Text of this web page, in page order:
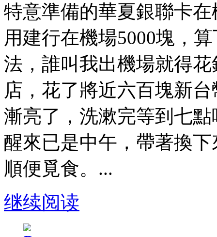
特意準備的華夏銀聯卡
用建行在機場5000塊，
法，誰叫我出機場就得
店，花了將近六百塊新
漸亮了，洗漱完等到七
醒來已是中午，帶著換
順便覓食。...
继续阅读